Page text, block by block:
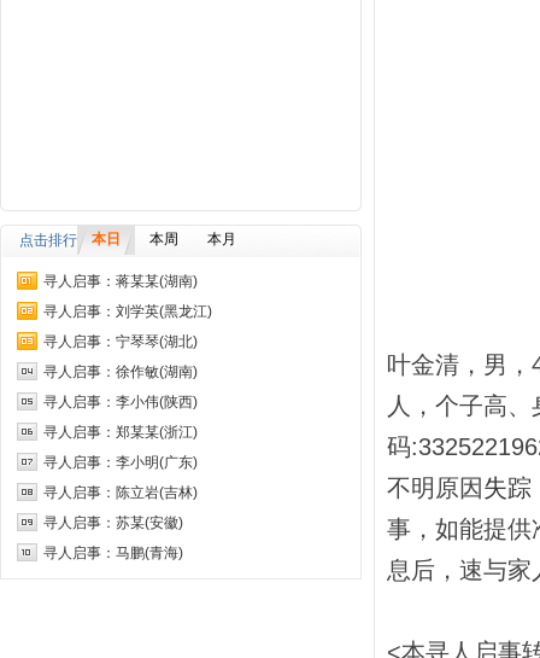
点击排行 本日 本周 本月
寻人启事：蒋某某(湖南)
寻人启事：刘学英(黑龙江)
寻人启事：宁琴琴(湖北)
寻人启事：徐作敏(湖南)
寻人启事：李小伟(陕西)
寻人启事：郑某某(浙江)
寻人启事：李小明(广东)
寻人启事：陈立岩(吉林)
寻人启事：苏某(安徽)
寻人启事：马鹏(青海)
叶金清，男
人，个子高
码
不明原因失踪
事，如能提供
息后，速与
<本寻人启事